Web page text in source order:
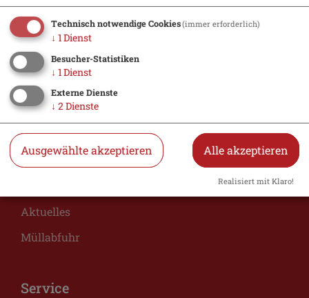
Hotel suchen
Essen & Trinken
Veranstaltungen
Bürger
Öffnungszeiten Rathaus
Aktuelles
Müllabfuhr
Service
Technisch notwendige Cookies(immer erforderlich)
↓ 1 Dienst
Besucher-Statistiken
↓ 1 Dienst
Externe Dienste
↓ 2Dienste
Ausgewählte akzeptieren Alle akzeptieren
Realisiert mit Klaro!